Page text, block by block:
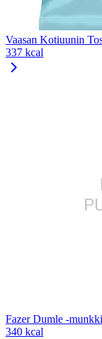
Vaasan Kotiuunin
337 kcal
Fazer Dumle -
340 kcal